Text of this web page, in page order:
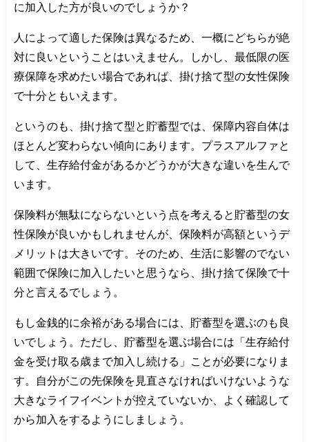
に加入した方が良いのでしょうか？
人によって適した保険は異なるため、一概にどちらが絶
対に良いということはいえません。しかし、最低限の医
療保障を求めたい場合であれば、掛け捨て型の女性保険
で十分ともいえます。
というのも、掛け捨て型と貯蓄型では、保障内容自体は
ほとんど変わらない傾向にあります。プラスアルファと
して、生存給付金があるかどうかが大きな違いを生んで
います。
保険料が無駄にならないという点を考えると貯蓄型の女
性保険が良いかもしれませんが、保険料が高額というデ
メリットは大きいです。そのため、生活に影響のでない
範囲で保険に加入したいと思うなら、掛け捨て保険で十
分と言えるでしょう。
もし金銭的に余裕がある場合には、貯蓄型を選ぶのも良
いでしょう。ただし、貯蓄型を選ぶ場合には「生存給付
金を受け取る歳まで加入し続ける」ことが必要になりま
す。自分がこの先保険を見直さなければいけないような
大きなライフイベントが控えていないか、よく確認して
から加入をするようにしましょう。